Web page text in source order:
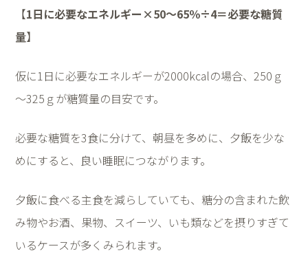
【1日に必要なエネルギー ×50～65％÷4＝必要な糖質
量】
仮に1日に必要なエネルギーが2000kcalの場合、 250 ｇ
～325 ｇが糖質量の目安です。
必要な糖質を3食に分けて、朝昼を多めに、夕飯を少な
めにすると、良い睡眠につながります。
夕飯に食べる主食を減らしていても、糖分の含まれた飲
み物やお酒、果物、スイーツ、いも類などを摂りすぎて
いるケースが多くみられます。